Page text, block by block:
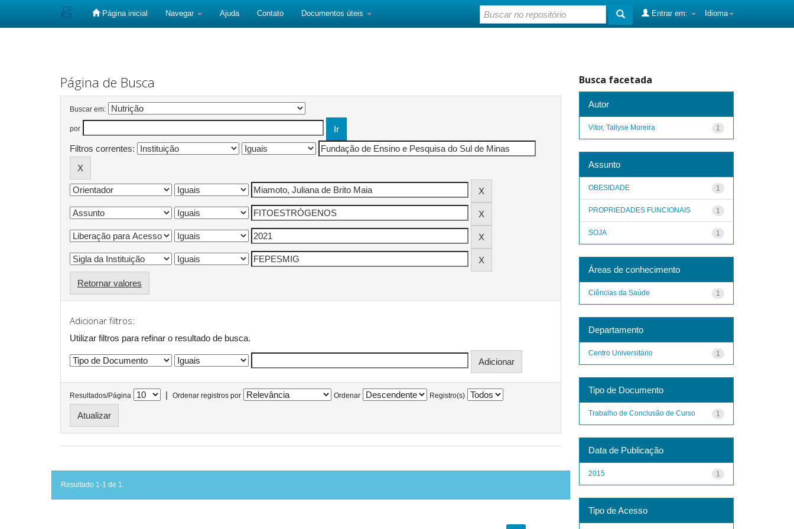
Página inicial Navegar Ajuda Contato Documentos úteis Idioma
Entrar em:
Página de Busca
Buscar em:
por
Filtros correntes:
Retornar valores
Adicionar filtros:
Utilizar filtros para refinar o resultado de busca.
Resultados/Página | Ordenar registros por Ordenar Registro(s)
Resultado 1-1 de 1.
Busca facetada
Autor
1
Vitor, Tallyse Moreira
Assunto
1
OBESIDADE
1
PROPRIEDADES FUNCIONAIS
1
SOJA
Áreas de conhecimento
1
Ciências da Saúde
Departamento
1
Centro Universitário
Tipo de Documento
1
Trabalho de Conclusão de Curso
Data de Publicação
1
2015
Tipo de Acesso